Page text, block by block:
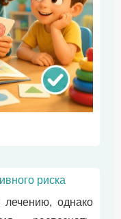
риска
лечению, однако